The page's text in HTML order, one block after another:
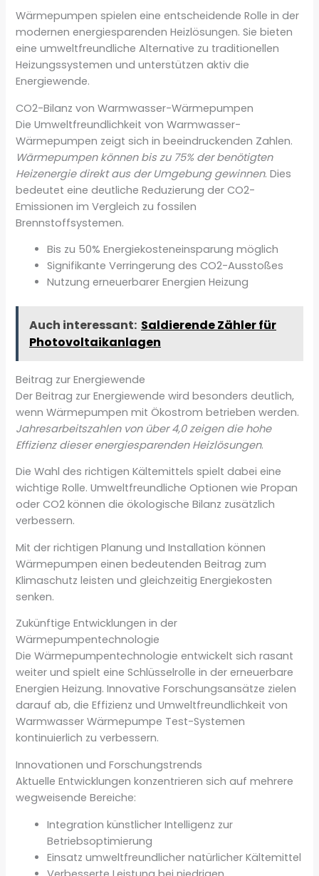
Wärmepumpen spielen eine entscheidende Rolle in der
modernen energiesparenden Heizlösungen. Sie bieten
eine umweltfreundliche Alternative zu traditionellen
Heizungssystemen und unterstützen aktiv die
Energiewende.
CO2-Bilanz von Warmwasser-Wärmepumpen
Die Umweltfreundlichkeit von Warmwasser-
Wärmepumpen zeigt sich in beeindruckenden Zahlen.
Wärmepumpen können bis zu 75% der benötigten
Heizenergie direkt aus der Umgebung gewinnen. Dies
bedeutet eine deutliche Reduzierung der CO2-
Emissionen im Vergleich zu fossilen
Brennstoffsystemen.
Bis zu 50% Energiekosteneinsparung möglich
Signifikante Verringerung des CO2-Ausstoßes
Nutzung erneuerbarer Energien Heizung
Auch interessant: Saldierende Zähler für
Photovoltaikanlagen
Beitrag zur Energiewende
Der Beitrag zur Energiewende wird besonders deutlich,
wenn Wärmepumpen mit Ökostrom betrieben werden.
Jahresarbeitszahlen von über 4,0 zeigen die hohe
Effizienz dieser energiesparenden Heizlösungen.
Die Wahl des richtigen Kältemittels spielt dabei eine
wichtige Rolle. Umweltfreundliche Optionen wie Propan
oder CO2 können die ökologische Bilanz zusätzlich
verbessern.
Mit der richtigen Planung und Installation können
Wärmepumpen einen bedeutenden Beitrag zum
Klimaschutz leisten und gleichzeitig Energiekosten
senken.
Zukünftige Entwicklungen in der
Wärmepumpentechnologie
Die Wärmepumpentechnologie entwickelt sich rasant
weiter und spielt eine Schlüsselrolle in der erneuerbare
Energien Heizung. Innovative Forschungsansätze zielen
darauf ab, die Effizienz und Umweltfreundlichkeit von
Warmwasser Wärmepumpe Test-Systemen
kontinuierlich zu verbessern.
Innovationen und Forschungstrends
Aktuelle Entwicklungen konzentrieren sich auf mehrere
wegweisende Bereiche:
Integration künstlicher Intelligenz zur
Betriebsoptimierung
Einsatz umweltfreundlicher natürlicher Kältemittel